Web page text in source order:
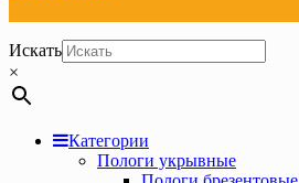
Искать
×
Категории
Пологи укрывные